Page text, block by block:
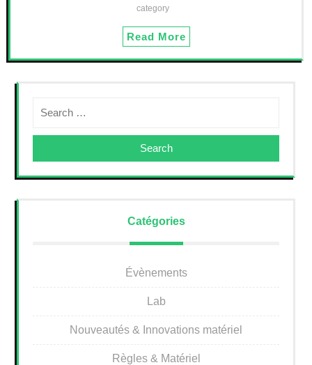
category
Read More
Search
Catégories
Évènements
Lab
Nouveautés & Innovations matériel
Règles & Matériel